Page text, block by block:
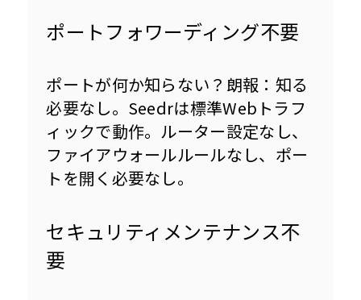
ポートフォワーディング不要
ポートが何か知らない？朗報：知る
必要なし。Seedrは標準Webトラフ
ィックで動作。ルーター設定なし、
ファイアウォールルールなし、ポー
トを開く必要なし。
セキュリティメンテナンス不
要